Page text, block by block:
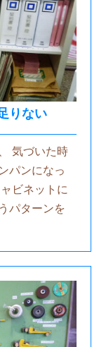
りない
気づいた時
パンになっ
ビネットに
パターンを